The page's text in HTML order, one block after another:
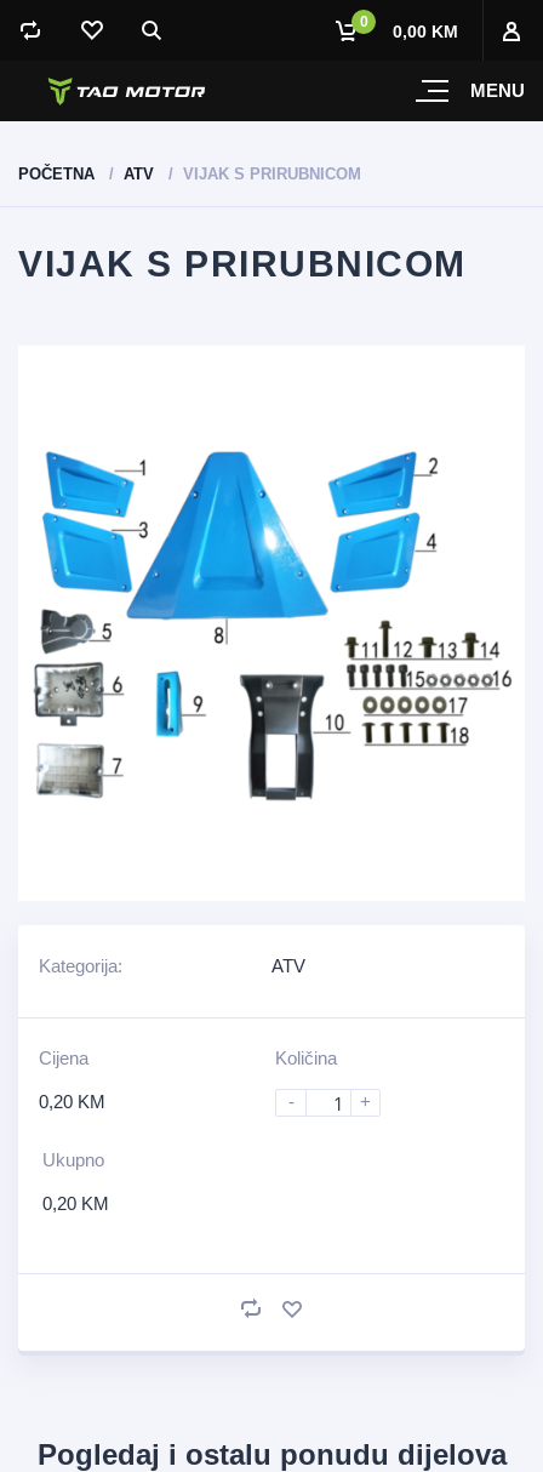
MENU
0 0,00 KM
POČETNA ATV VIJAK S PRIRUBNICOM
VIJAK S PRIRUBNICOM
Kategorija: ATV
Cijena
0,20 KM
Količina
- +
Ukupno
0,20 KM
Pogledaj i ostalu ponudu dijelova